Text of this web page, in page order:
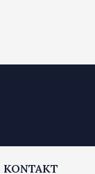
KONTAKT